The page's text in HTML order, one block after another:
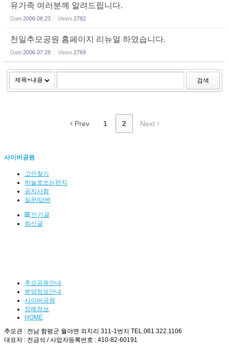
유가족 여러분께 알려드립니다.
Date2006.08.23 Views 2782
천일추모공원 홈페이지 리뉴얼 하였습니다.
Date2006.07.28 Views 2769
검색
Prev 1 2 Next
사이버공원
고인찾기
하늘로쓰는편지
공지사항
질문/답변
인기글
최신글
추모공원안내
분양정보안내
사이버공원
장례정보
HOME
추모관 : 전남 함평군 월야면 외치리 311-1번지 TEL.061.322.1106
대표자 : 전금석 / 사업자등록번호 : 410-82-60191